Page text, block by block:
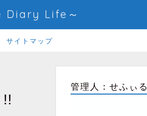
Diary Life～
サイトマップ
管理人：せふぃる